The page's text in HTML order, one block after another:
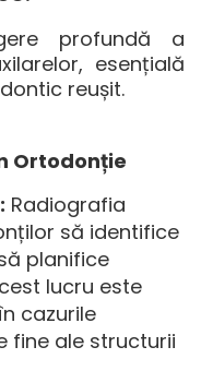
profundă a
esențială
reușit.
Ortodonție
Radiografia
să identifice
planifice
lucru este
cazurile
fine ale structurii